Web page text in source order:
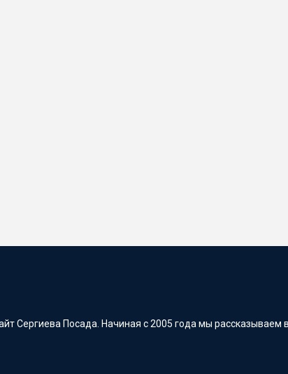
Сергиева Посада. Начиная с 2005 года мы